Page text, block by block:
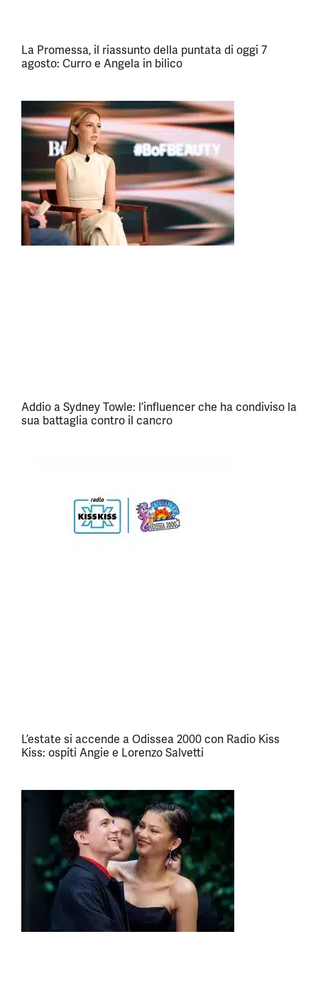
La Promessa, il riassunto della puntata di oggi 7
agosto: Curro e Angela in bilico
Addio a Sydney Towle: l’influencer che ha condiviso la
sua battaglia contro il cancro
L’estate si accende a Odissea 2000 con Radio Kiss
Kiss: ospiti Angie e Lorenzo Salvetti